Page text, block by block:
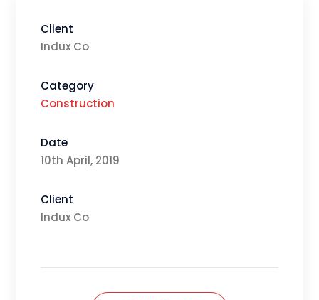
Client
Indux Co
Category
Construction
Date
10th April, 2019
Client
Indux Co